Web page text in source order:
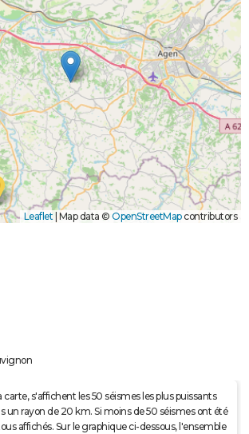
Leaflet Map data © OpenStreetMapcontributors
carte, s'affichent les 50 séismes les plus puissants
un rayon de 20 km. Si moins de 50 séismes ont été
affichés. Sur le graphique ci-dessous, l'ensemble